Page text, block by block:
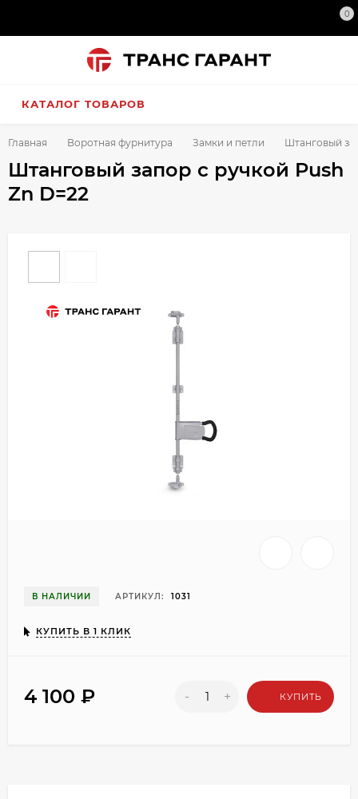
0
КАТАЛОГ ТОВАРОВ
Главная Воротная фурнитура Замки и петли Штанговый
Штанговый запор с ручкой Push
Zn D=22
В НАЛИЧИИ АРТИКУЛ: 1031
КУПИТЬ В 1 КЛИК
4 100 ₽ - + КУПИТЬ